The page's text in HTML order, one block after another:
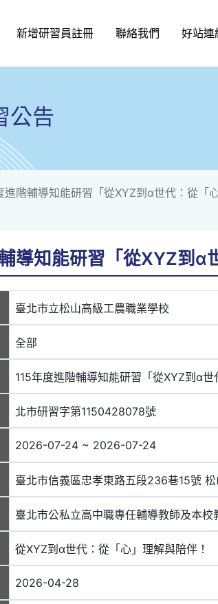
新增研習員註冊 聯絡我們 好站連
公告
進階輔導知能研習「從XYZ到α世代：從「
導知能研習「從XYZ到α
臺北市立松山高級工農職業學校
全部
115年度進階輔導知能研習「從XYZ到α世
北市研習字第1150428078號
2026-07-24 ~ 2026-07-24
臺北市信義區忠孝東路五段236巷15號
臺北市公私立高中職專任輔導教師及本校
從XYZ到α世代：從「心」理解與陪伴！
2026-04-28